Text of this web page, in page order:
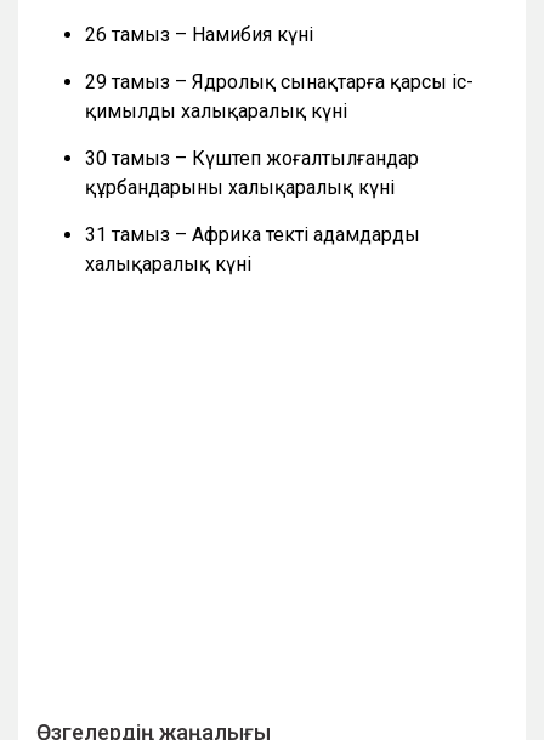
26 тамыз – Намибия күні
29 тамыз – Ядролық сынақтарға қарсы іс-
қимылдың халықаралық күні
30 тамыз – Күштеп жоғалтылғандар
құрбандарының халықаралық күні
31 тамыз – Африка текті адамдардың
халықаралық күні